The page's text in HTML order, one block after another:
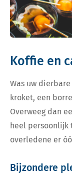
Koffie en
Was uw
kroket, een
Overweeg dan
heel persoonlijk
overledene er
Bijzondere